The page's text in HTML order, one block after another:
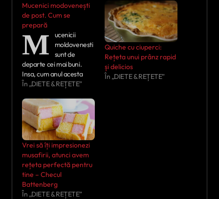
Mucenici modovenești
de post. Cum se
prepară
M
ucenicii
moldovenesti
sunt de
departe cei mai buni.
Insa, cum anul acesta
mucenicii pica in timpul
lume se fereste sa-I mai
prepare. Nu trebuie sa te
descurajezi insa. Exista si
retete de mucenici
moldovenesti de post.
Iata cum se prepara!
Ingrediente: 500 g faina;
25 g drojdie…
În „DIETE & REȚETE”
Quiche cu ciuperci:
Rețeta unui prânz rapid
și delicios
În „DIETE & REȚETE”
Vrei să îți impresionezi
musafirii, atunci avem
rețeta perfectă pentru
tine – Checul
Battenberg
În „DIETE & REȚETE”